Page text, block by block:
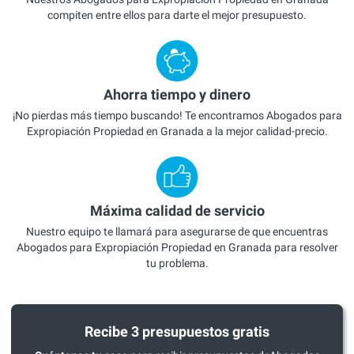
compiten entre ellos para darte el mejor presupuesto.
Ahorra tiempo y dinero
¡No pierdas más tiempo buscando! Te encontramos Abogados para
Expropiación Propiedad en Granada a la mejor calidad-precio.
Máxima calidad de servicio
Nuestro equipo te llamará para asegurarse de que encuentras
Abogados para Expropiación Propiedad en Granada para resolver
tu problema.
Recibe 3 presupuestos gratis